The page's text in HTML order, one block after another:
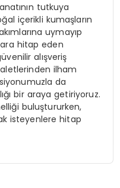
tutkuya
içerikli kumaşların
uymayıp
hitap eden
alışveriş
ilham
da
bir araya getiriyoruz.
buluştururken,
isteyenlere hitap